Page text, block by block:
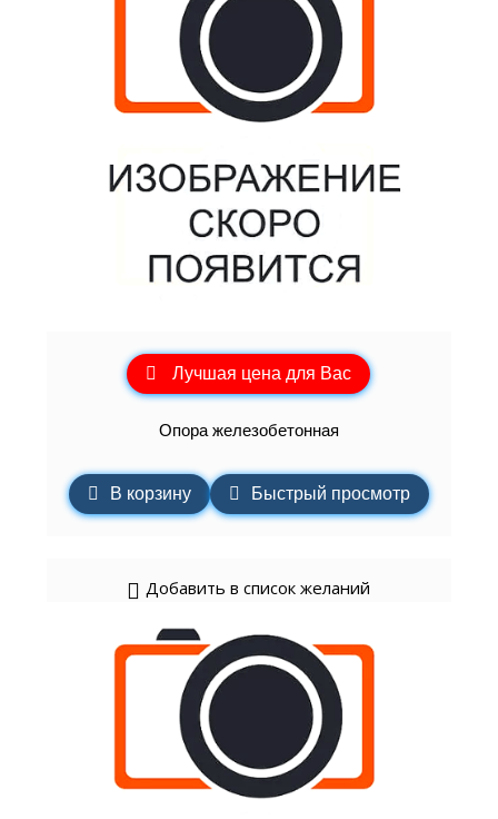
Лучшая цена для Вас
Опора железобетонная
В корзину Быстрый просмотр
Добавить в список желаний